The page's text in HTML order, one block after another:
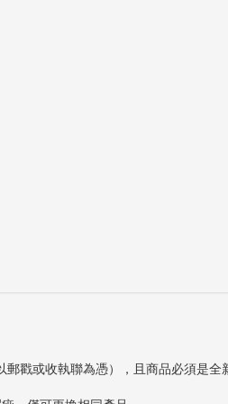
戳或收執聯為憑），且商品必須是全